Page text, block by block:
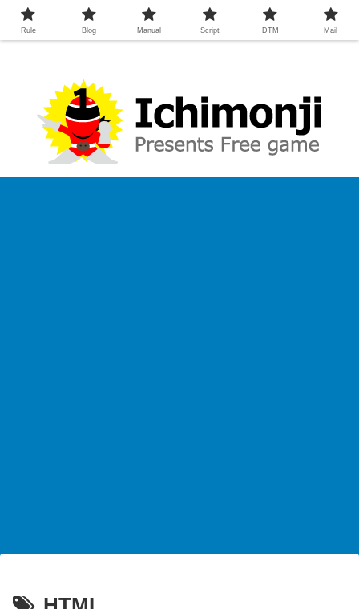
Rule Blog Manual Script DTM Mail